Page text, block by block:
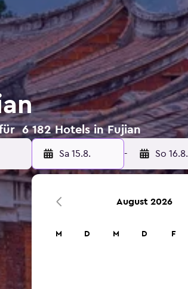
6 182 Hotels in Fujian
Sa 15.8. - So 16.8.
August 2026
M D M D F